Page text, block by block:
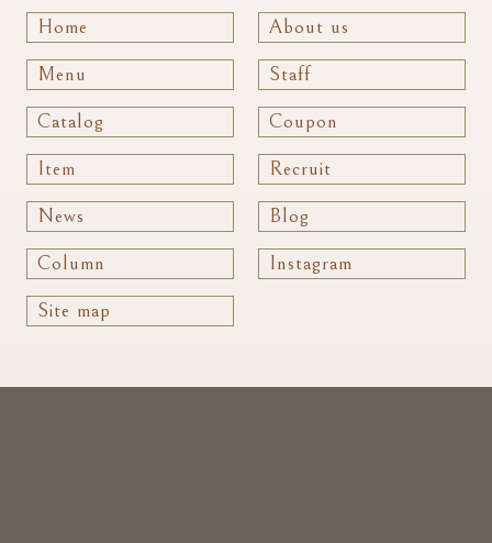
Home About us
Menu Staff
Catalog Coupon
Item Recruit
News Blog
Column Instagram
Site map